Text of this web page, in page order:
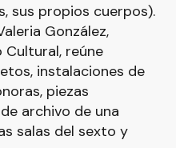
sus propios cuerpos).
González,
reúne
instalaciones de
piezas
archivo de una
salas del sexto y